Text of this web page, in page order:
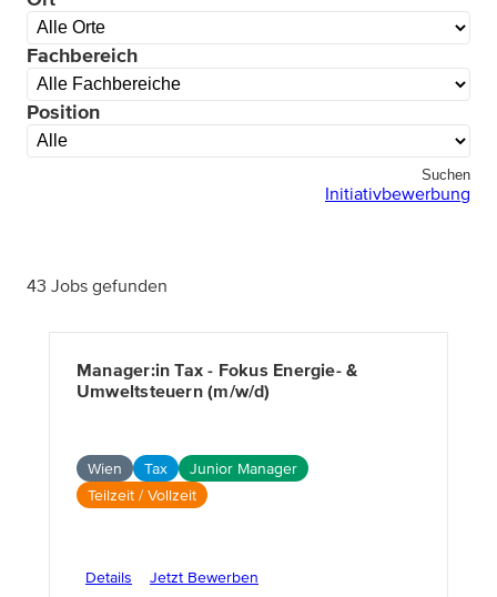
Fachbereich
Position
Initiativbewerbung
Suchen
43 Jobs gefunden
Manager:in Tax - Fokus Energie- &
Umweltsteuern (m/w/d)
Wien Tax
Junior Manager
Teilzeit / Vollzeit
Details Jetzt Bewerben